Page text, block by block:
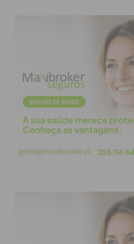
Antonino de Sousa, Presidente
Municipal de Penafiel, é o
candidatura que conta, também,
Santos como cabeça-de-lista à
e Susana Oliveira como
Social Democratas.
A Presidente da JSD, Ana
subscritora da candidatura.
Assine nossa newsletter
obtenha de forma regular